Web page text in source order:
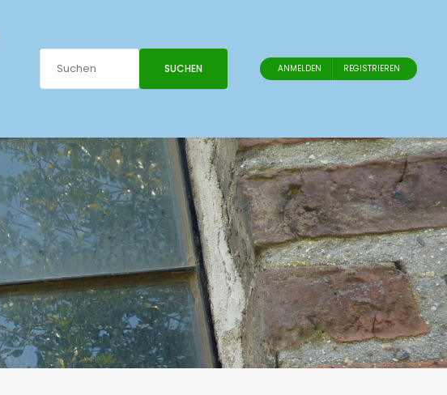
SUCHEN ANMELDEN REGISTRIEREN